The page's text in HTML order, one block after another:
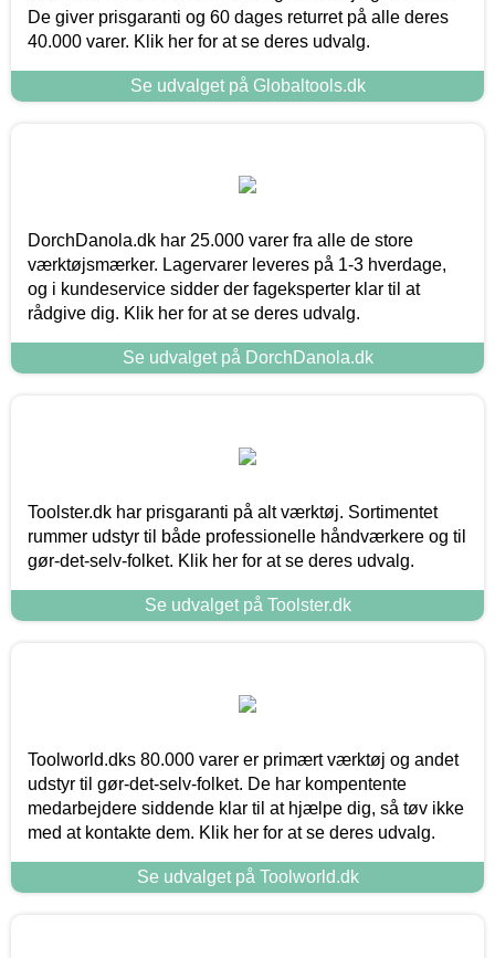
De giver prisgaranti og 60 dages returret på alle deres
40.000 varer. Klik her for at se deres udvalg.
Se udvalget på Globaltools.dk
DorchDanola.dk har 25.000 varer fra alle de store
værktøjsmærker. Lagervarer leveres på 1-3 hverdage,
og i kundeservice sidder der fageksperter klar til at
rådgive dig. Klik her for at se deres udvalg.
Se udvalget på DorchDanola.dk
Toolster.dk har prisgaranti på alt værktøj. Sortimentet
rummer udstyr til både professionelle håndværkere og til
gør-det-selv-folket. Klik her for at se deres udvalg.
Se udvalget på Toolster.dk
Toolworld.dks 80.000 varer er primært værktøj og andet
udstyr til gør-det-selv-folket. De har kompentente
medarbejdere siddende klar til at hjælpe dig, så tøv ikke
med at kontakte dem. Klik her for at se deres udvalg.
Se udvalget på Toolworld.dk